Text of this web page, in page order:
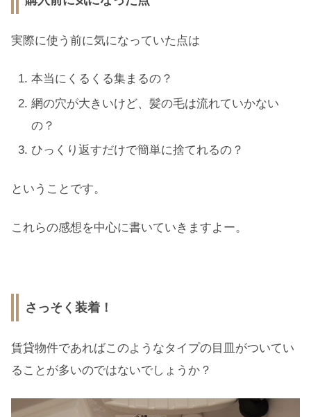
実際に使う前に気になっていた点は
本当にくるくる集まるの？
網の穴が大きいけど、髪の毛は流れていかない
の？
ひっくり返すだけで簡単に捨てれるの？
ということです。
これらの感想を中心に書いていきますよー。
さっそく装着！
賃貸物件であればこのようなタイプの目皿がついてい
ることが多いのではないでしょうか？